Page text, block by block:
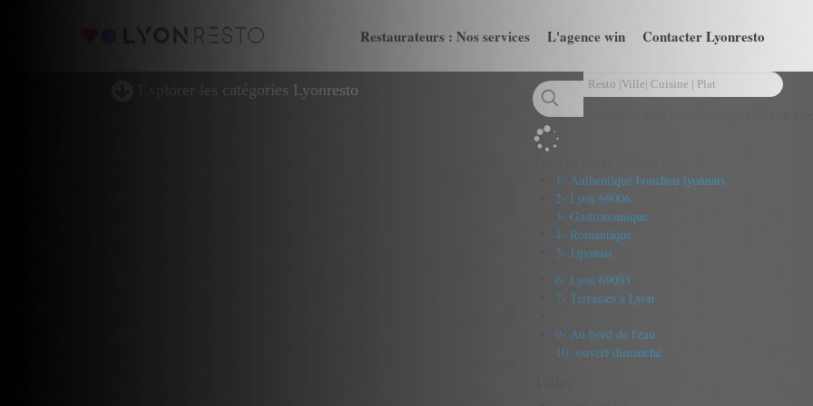
Restaurateurs : Nos services L'agence win Contacter Lyonresto
Explorer les catégories Lyonresto
1- Authentique bouchon lyonnais
2- Lyon 69006
3- Gastronomique
4- Romantique
5- Japonais
6- Lyon 69003
7- Terrasses à Lyon
9- Au bord de l'eau
10- ouvert dimanche